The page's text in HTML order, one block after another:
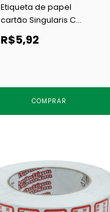
Etiqueta de papel
cartão Singularis C
30x38 branca c/ 1000 un
R$5,92
COMPRAR